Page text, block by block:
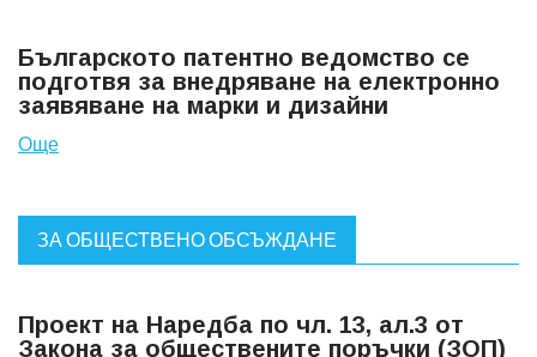
Българското патентно ведомство се
подготвя за внедряване на електронно
заявяване на марки и дизайни
Още
ЗА ОБЩЕСТВЕНО ОБСЪЖДАНЕ
Проект на Наредба по чл. 13, ал.3 от
Закона за обществените поръчки (ЗОП)